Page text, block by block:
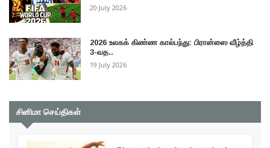
20 July 2026
2026 உலகக் கிண்ண கால்பந்து: பிரான்ஸை வீழ்த்தி
3-வத..
19 July 2026
சினிமா செய்திகள்